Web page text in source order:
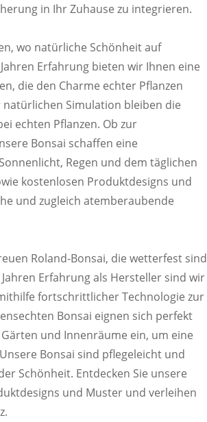
in Ihr Zuhause zu integrieren.
wo natürliche Schönheit auf
Erfahrung bieten wir Ihnen eine
die den Charme echter Pflanzen
Simulation bleiben die
echten Pflanzen. Ob zur
Bonsai schaffen eine
Regen und dem täglichen
kostenlosen Produktdesigns und
und zugleich atemberaubende
Roland-Bonsai, die wetterfest sind
Erfahrung als Hersteller sind wir
fortschrittlicher Technologie zur
Bonsai eignen sich perfekt
und Innenräume ein, um eine
Bonsai sind pflegeleicht und
Schönheit. Entdecken Sie unsere
und Muster und verleihen
der Pantone-Farbkarte an.
ANPASSBAR
der Pantone-Farbkarte an.
LOGO
usw. individuell gestalten.